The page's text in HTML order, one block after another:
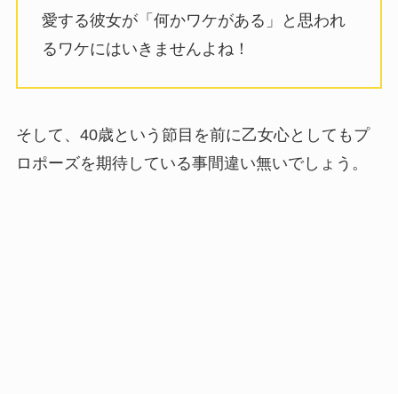
愛する彼女が「何かワケがある」と思われ
るワケにはいきませんよね！
そして、40歳という節目を前に乙女心としてもプ
ロポーズを期待している事間違い無いでしょう。